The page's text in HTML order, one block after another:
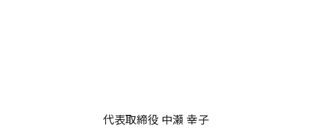
代表取締役 中瀬 幸子